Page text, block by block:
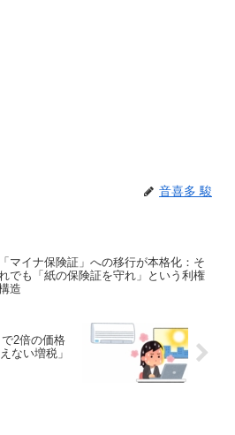
音喜多 駿
「マイナ保険証」への移行が本格化：そ
でも「紙の保険証を守れ」という利権
造
2倍の価格
ない増税」